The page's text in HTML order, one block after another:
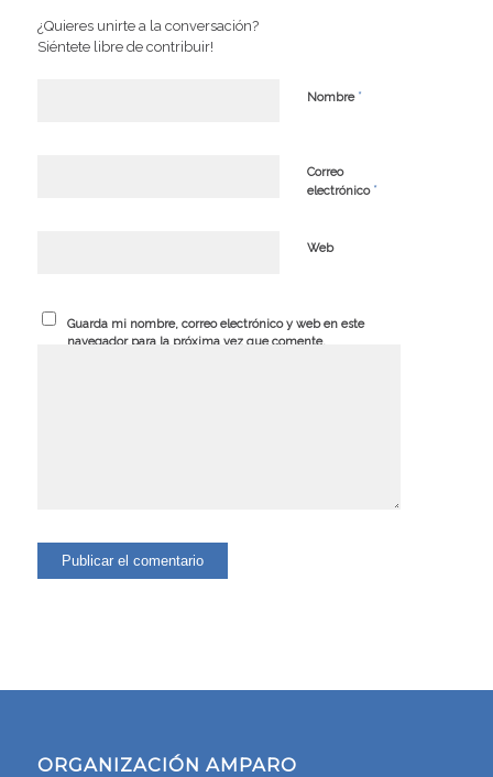
¿Quieres unirte a la conversación?
Siéntete libre de contribuir!
Nombre *
Correo
electrónico *
Web
Guarda mi nombre, correo electrónico y web en este
navegador para la próxima vez que comente.
ORGANIZACIÓN AMPARO